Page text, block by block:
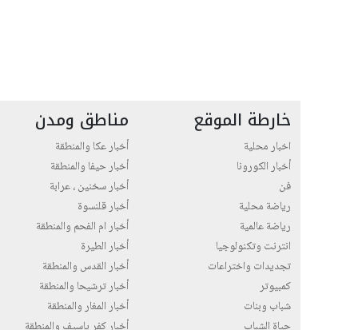
خارطة الموقع
اخبار محلية
أخبار الكورونا
فن
رياضة محلية
رياضة عالمية
انترنت وتكنولوجيا
تجديدات واختراعات
كمبيوتر
شباب وبنات
مناطق ومدن
أخبار عكا والمنطقة
أخبار حيفا والمنطقة
أخبار سخنين ، عرابة
أخبار قلنسوة
أخبار ام الفحم والمنطقة
أخبار الطيرة
أخبار القدس والمنطقة
أخبار ترشيحا والمنطقة
أخبار المغار والمنطقة